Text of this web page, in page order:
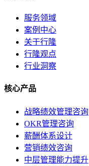
服务领域
案例中心
关于行隆
行隆观点
行业洞察
核心产品
战略绩效管理咨询
OKR管理咨询
薪酬体系设计
营销绩效咨询
中层管理能力提升